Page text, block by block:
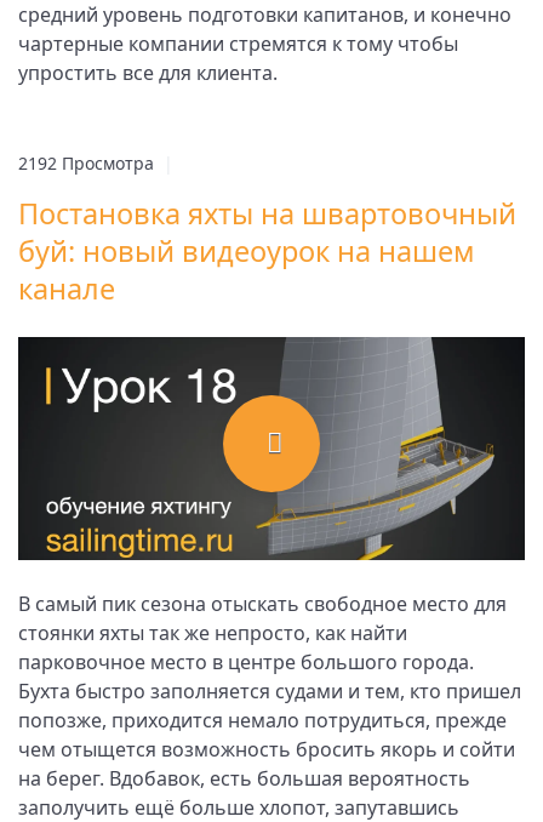
средний уровень подготовки капитанов, и конечно
чартерные компании стремятся к тому чтобы
упростить все для клиента.
2192 Просмотра
Постановка яхты на швартовочный
буй: новый видеоурок на нашем
канале
В самый пик сезона отыскать свободное место для
стоянки яхты так же непросто, как найти
парковочное место в центре большого города.
Бухта быстро заполняется судами и тем, кто пришел
попозже, приходится немало потрудиться, прежде
чем отыщется возможность бросить якорь и сойти
на берег. Вдобавок, есть большая вероятность
заполучить ещё больше хлопот, запутавшись